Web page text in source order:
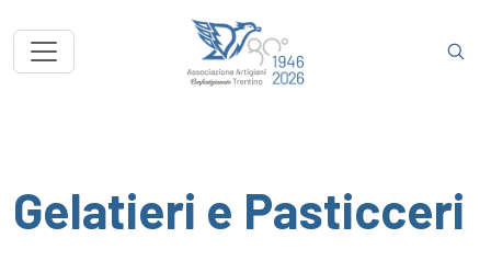
Gelatieri e Pasticceri